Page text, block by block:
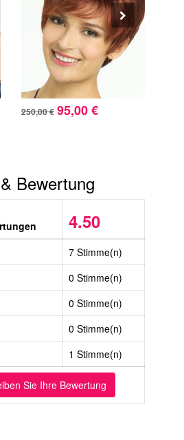
250,00 € 95,00 €
Bewertung
4.50
7 Stimme(n)
0 Stimme(n)
0 Stimme(n)
0 Stimme(n)
1 Stimme(n)
Sie Ihre Bewertung